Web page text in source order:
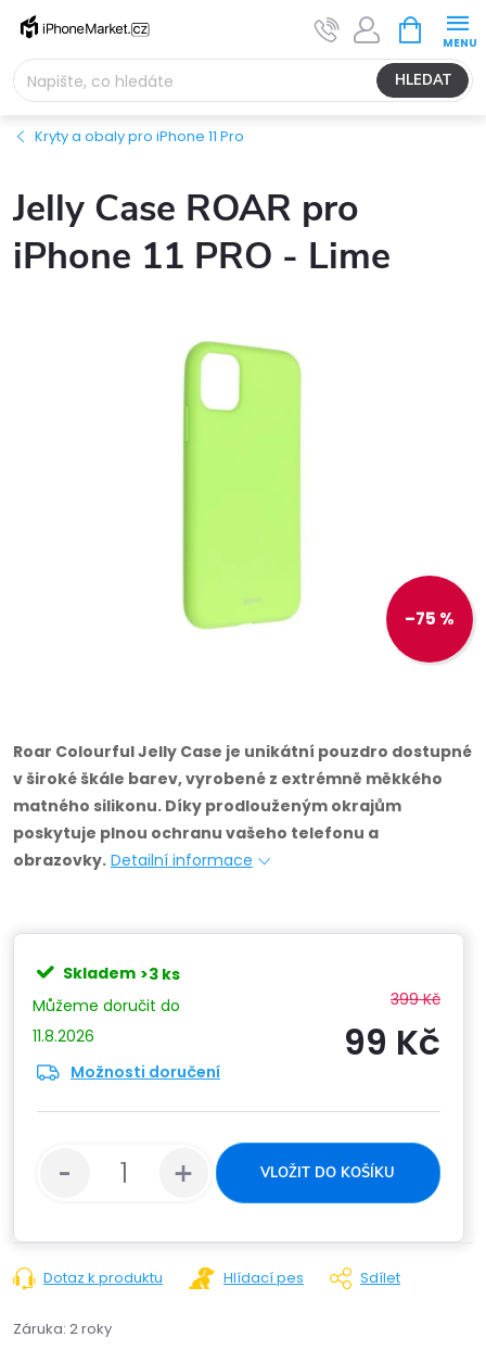
Přejít
obsah
HLEDAT
NÁKUPNÍ
KOŠÍK
Kryty a obaly pro iPhone 11 Pro
Jelly Case ROAR pro
iPhone 11 PRO - Lime
–75 %
Roar Colourful Jelly Case je unikátní pouzdro dostupné
v široké škále barev, vyrobené z extrémně měkkého
matného silikonu. Díky prodlouženým okrajům
poskytuje plnou ochranu vašeho telefonu a
obrazovky. Detailní informace
Skladem >3 ks
11.8.2026
Možnosti doručení
399 Kč
99 Kč
cena:
VLOŽIT DO KOŠÍKU
Dotaz k produktu Hlídací pes Sdílet
Záruka: 2 roky